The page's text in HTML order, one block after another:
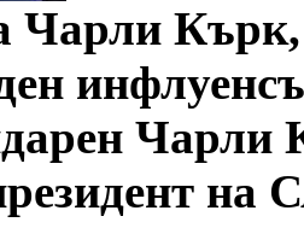
Чарли
Чарли